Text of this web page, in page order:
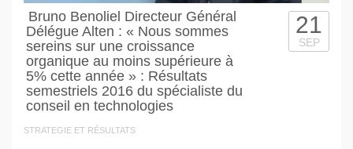
Bruno Benoliel Directeur Général
Délégue Alten : « Nous sommes
sereins sur une croissance
organique au moins supérieure à
5% cette année » : Résultats
semestriels 2016 du spécialiste du
conseil en technologies
STRATEGIE ET RÉSULTATS
21
SEP